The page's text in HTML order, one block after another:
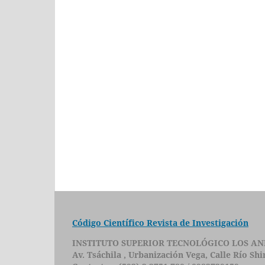
Código Científico Revista de Investigación
INSTITUTO SUPERIOR TECNOLÓGICO LOS
Av. Tsáchila , Urbanización Vega, Calle Río